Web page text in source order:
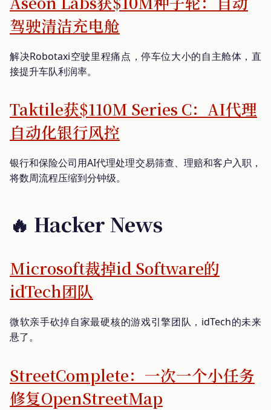
驾驶清洁充电舱
解决Robotaxi空驶里程痛点，停车位大小的自主舱体，直
接提升车队利润率。
Taktile获$110M Series C：AI代理
自动化银行风控
银行和保险公司用AI代理处理交易筛查、理赔和客户入职，
将数周流程压缩到分钟级。
🔥 Hacker News
Microsoft裁掉id Software的
idTech团队
微软亲手砍掉自家最硬核的游戏引擎团队，idTech的未来
悬了。
StreetComplete：一次一个小任务
修复OpenStreetMap